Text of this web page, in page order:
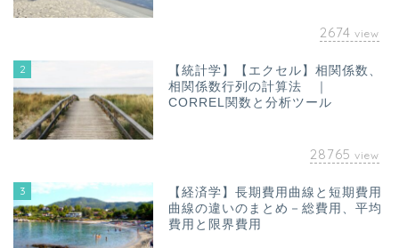
2674 view
2
【統計学】【エクセル】相関係数、
相関係数行列の計算法 ｜
CORREL関数と分析ツール
28765 view
3
【経済学】長期費用曲線と短期費用
曲線の違いのまとめ－総費用、平均
費用と限界費用